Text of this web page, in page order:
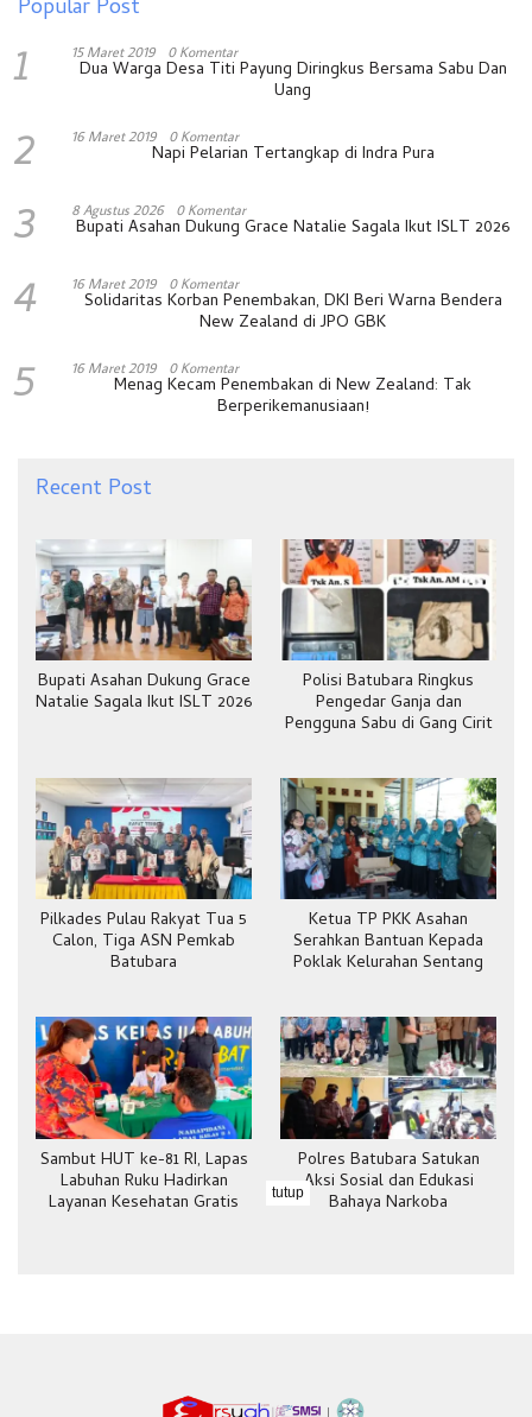
Popular Post
1 15 Maret 2019 0 Komentar
Dua Warga Desa Titi Payung Diringkus Bersama Sabu Dan
Uang
2 16 Maret 2019 0 Komentar
Napi Pelarian Tertangkap di Indra Pura
3 8 Agustus 2026 0 Komentar
Bupati Asahan Dukung Grace Natalie Sagala Ikut ISLT 2026
4 16 Maret 2019 0 Komentar
Solidaritas Korban Penembakan, DKI Beri Warna Bendera
New Zealand di JPO GBK
5 16 Maret 2019 0 Komentar
Menag Kecam Penembakan di New Zealand: Tak
Berperikemanusiaan!
Recent Post
Bupati Asahan Dukung Grace
Natalie Sagala Ikut ISLT 2026
Polisi Batubara Ringkus
Pengedar Ganja dan
Pengguna Sabu di Gang Cirit
Pilkades Pulau Rakyat Tua 5
Calon, Tiga ASN Pemkab
Batubara
Ketua TP PKK Asahan
Serahkan Bantuan Kepada
Poklak Kelurahan Sentang
Sambut HUT ke-81 RI, Lapas
Labuhan Ruku Hadirkan
Layanan Kesehatan Gratis
Polres Batubara Satukan
Aksi Sosial dan Edukasi
Bahaya Narkoba
tutup